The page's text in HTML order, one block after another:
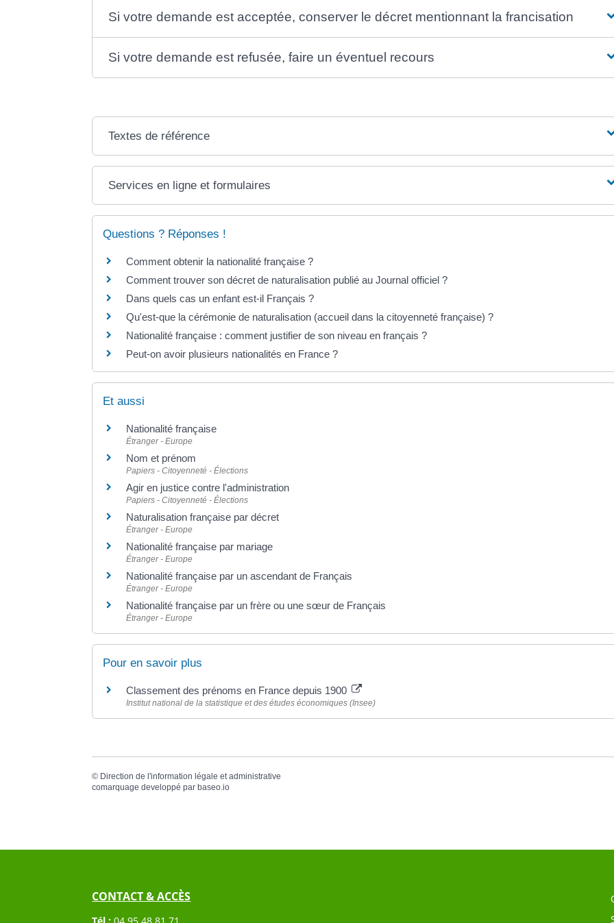
Si votre demande est acceptée, conserver le décret mentionnant la francisation
Si votre demande est refusée, faire un éventuel recours
Textes de référence
Services en ligne et formulaires
Questions ? Réponses !
Comment obtenir la nationalité française ?
Comment trouver son décret de naturalisation publié au Journal officiel ?
Dans quels cas un enfant est-il Français ?
Qu'est-que la cérémonie de naturalisation (accueil dans la citoyenneté française) ?
Nationalité française : comment justifier de son niveau en français ?
Peut-on avoir plusieurs nationalités en France ?
Et aussi
Nationalité française
Étranger - Europe
Nom et prénom
Papiers - Citoyenneté - Élections
Agir en justice contre l'administration
Papiers - Citoyenneté - Élections
Naturalisation française par décret
Étranger - Europe
Nationalité française par mariage
Étranger - Europe
Nationalité française par un ascendant de Français
Étranger - Europe
Nationalité française par un frère ou une sœur de Français
Étranger - Europe
Pour en savoir plus
Classement des prénoms en France depuis 1900
Institut national de la statistique et des études économiques (Insee)
© Direction de l'information légale et administrative
comarquage developpé par baseo.io
CONTACT & ACCÈS